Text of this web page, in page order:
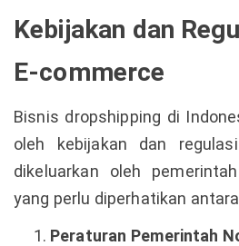
Kebijakan dan
E-commerce
Bisnis dropshipping di
oleh kebijakan dan
dikeluarkan oleh
yang perlu diperhatikan
Peraturan Pemerintah